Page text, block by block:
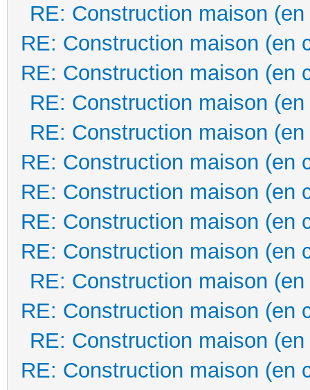
RE: Construction maison
RE: Construction maison (en
RE: Construction maison (en
RE: Construction maison
RE: Construction maison
RE: Construction maison (en
RE: Construction maison (en
RE: Construction maison (en
RE: Construction maison (en
RE: Construction maison
RE: Construction maison (en
RE: Construction maison
RE: Construction maison (en